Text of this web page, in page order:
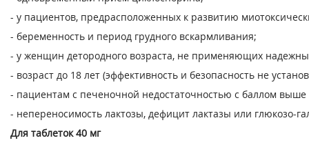
- у пациентов, предрасположенных к развитию
- беременность и период грудного вскармливания;
- у женщин детородного возраста, не применяющих
- возраст до 18 лет (эффективность и безопасность не
- пациентам с печеночной недостаточностью с баллом
- непереносимость лактозы, дефицит лактазы или глюкозо-
Для таблеток 40 мг